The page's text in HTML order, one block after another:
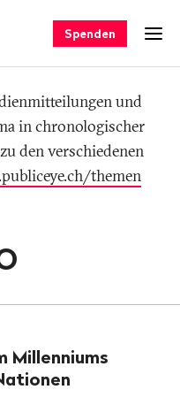
Spenden
und
in chronologischer
den verschiedenen
themen
Millenniums